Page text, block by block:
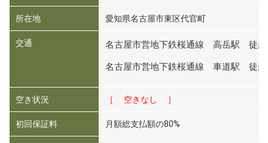
所在地 愛知県名古屋市東区代官町
交通 名古屋市営地下鉄桜通線 高岳駅 徒歩
名古屋市営地下鉄桜通線 車道駅 徒歩
空き状況 ［ 空きなし ］
初回保証料 月額総支払額の80%